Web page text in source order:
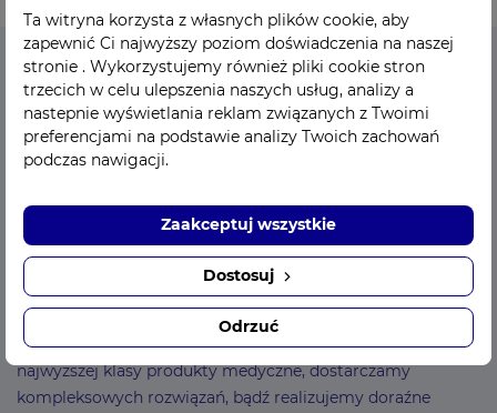
CEZAL - Sklep medyczny
Sklep medyczny Cezal Sp. z o.o. to istniejący od 1949 roku
wszelkie potrzebne akcesoria i sprzęt medyczny. Po
przekształceniu w 1998 roku w spółkę z ograniczoną
odpowiedzialnością działamy dalej zaopatrując naszych
Klientów w akcesoria medyczne. Choć zmienił się profil
własności firmy, to nie zmieniła się jej podstawowa forma
działania – nadal zaopatrujemy branżę medyczną w
najwyższej klasy produkty medyczne, dostarczamy
kompleksowych rozwiązań, bądź realizujemy doraźne
Ta witryna korzysta z własnych plików cookie, aby
zapewnić Ci najwyższy poziom doświadczenia na naszej
stronie . Wykorzystujemy również pliki cookie stron
trzecich w celu ulepszenia naszych usług, analizy a
nastepnie wyświetlania reklam związanych z Twoimi
preferencjami na podstawie analizy Twoich zachowań
podczas nawigacji.
Odrzuć
Dostosuj
Zaakceptuj wszystkie